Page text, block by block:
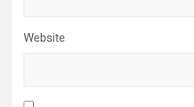
Website